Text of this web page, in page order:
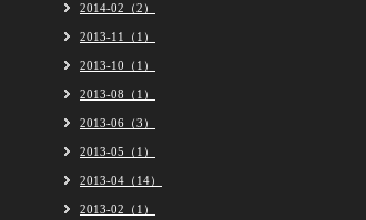
2014-02（2）
2013-11（1）
2013-10（1）
2013-08（1）
2013-06（3）
2013-05（1）
2013-04（14）
2013-02（1）